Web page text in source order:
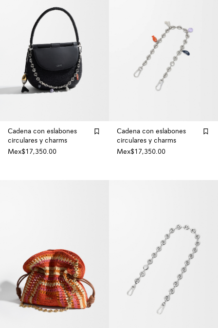
Cadena con eslabones
circulares y charms
Mex$17,350.00
Cadena con eslabones
circulares y charms
Mex$17,350.00